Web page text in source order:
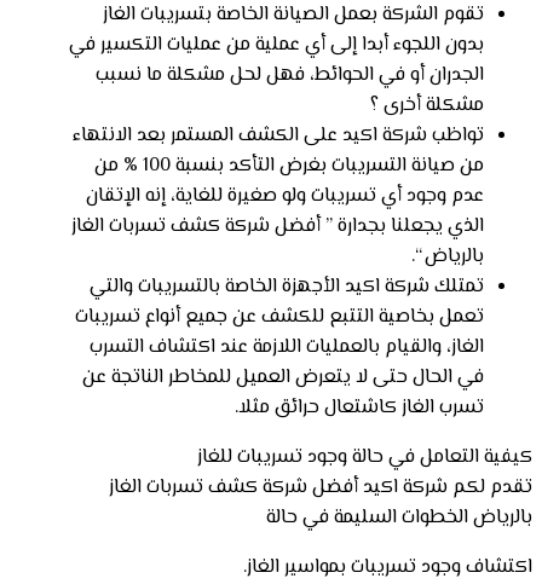
تقوم الشركة بعمل الصيانة الخاصة بتسريبات الغاز
بدون اللجوء أبدا إلى أي عملية من عمليات التكسير في
الجدران أو في الحوائط، فهل لحل مشكلة ما نسبب
مشكلة أخرى ؟
تواظب شركة اكيد على الكشف المستمر بعد الانتهاء
من صيانة التسريبات بغرض التأكد بنسبة 100 % من
عدم وجود أي تسريبات ولو صغيرة للغاية، إنه الإتقان
الذي يجعلنا بجدارة ” أفضل شركة كشف تسربات الغاز
بالرياض “.
تمتلك شركة اكيد الأجهزة الخاصة بالتسريبات والتي
تعمل بخاصية التتبع للكشف عن جميع أنواع تسريبات
الغاز، والقيام بالعمليات اللازمة عند اكتشاف التسرب
في الحال حتى لا يتعرض العميل للمخاطر الناتجة عن
تسرب الغاز كاشتعال حرائق مثلا.
كيفية التعامل في حالة وجود تسريبات للغاز
تقدم لكم شركة اكيد أفضل شركة كشف تسربات الغاز
بالرياض الخطوات السليمة في حالة
اكتشاف وجود تسريبات بمواسير الغاز.